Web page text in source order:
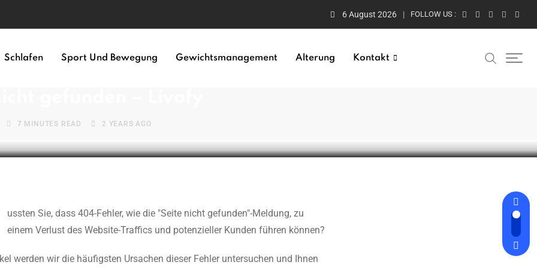
6 August 2026 FOLLOW US :
Schlafen Sport Und Bewegung Gewichtsmanagement Alterung Kontakt
7 MINUTES READ 2 YEARS AGO
einem Verlust des Website-Traffics und potenzieller Kunden führen können?
werden wir die häufigsten Ursachen dieser Fehler untersuchen und Ihnen